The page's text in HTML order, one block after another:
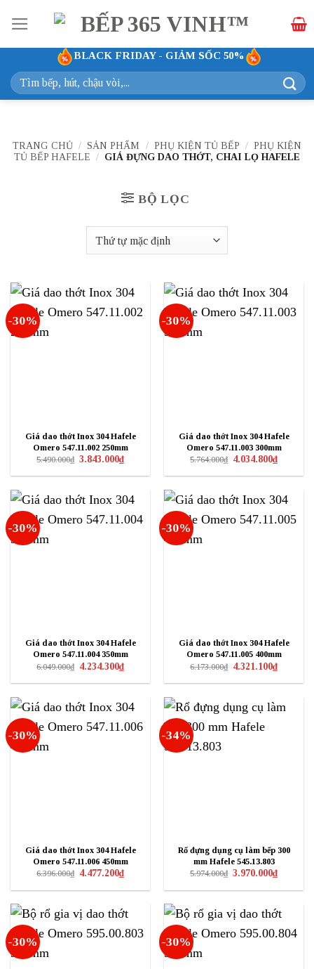
qua
nội
dung
BLACK FRIDAY - GIẢM SỐC 50%
Tìm
kiếm:
TRANG CHỦ / SẢN PHẨM / PHỤ KIỆN TỦ BẾP / PHỤ KIỆN
TỦ BẾP HAFELE / GIÁ ĐỰNG DAO THỚT, CHAI LỌ HAFELE
BỘ LỌC
-30%
Giá dao thớt Inox 304 Hafele
Omero 547.11.002 250mm
5.490.000₫ Giá
là:
3.843.000₫Giá
hiện
tại
-30%
Giá dao thớt Inox 304 Hafele
Omero 547.11.003 300mm
5.764.000₫ Giá
là:
4.034.800₫Giá
hiện
tại
-30%
Giá dao thớt Inox 304 Hafele
Omero 547.11.004 350mm
6.049.000₫ Giá
là:
4.234.300₫Giá
hiện
tại
-30%
Giá dao thớt Inox 304 Hafele
Omero 547.11.005 400mm
6.173.000₫ Giá
là:
4.321.100₫Giá
hiện
tại
-30%
Giá dao thớt Inox 304 Hafele
Omero 547.11.006 450mm
6.396.000₫ Giá
là:
4.477.200₫Giá
hiện
tại
-34%
Rổ đựng dụng cụ làm bếp 300
mm Hafele 545.13.803
5.974.000₫ Giá
là:
3.970.000₫Giá
hiện
tại
-30% -30%